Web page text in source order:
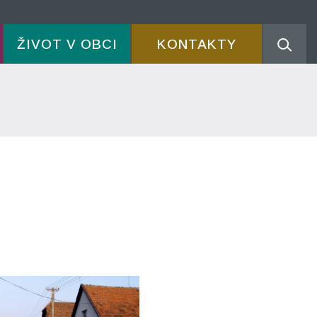
ŽIVOT V OBCI KONTAKTY